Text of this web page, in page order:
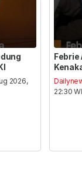
2026,
22:30